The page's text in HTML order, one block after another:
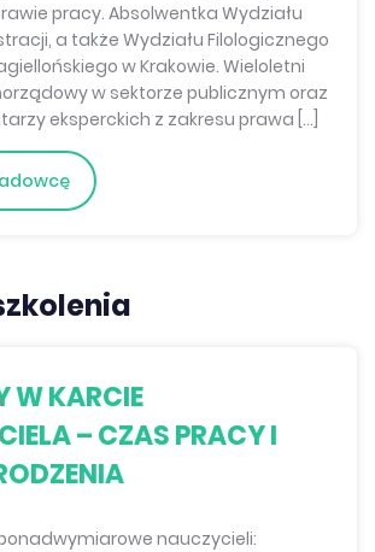
pracy. Absolwentka Wydziału
a także Wydziału Filologicznego
w Krakowie. Wieloletni
w sektorze publicznym oraz
eksperckich z zakresu prawa […]
W KARCIE
– CZAS PRACY I
nauczycieli: